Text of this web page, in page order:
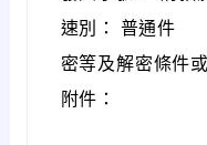
速別：
普通件
密等及解密條件
附件：